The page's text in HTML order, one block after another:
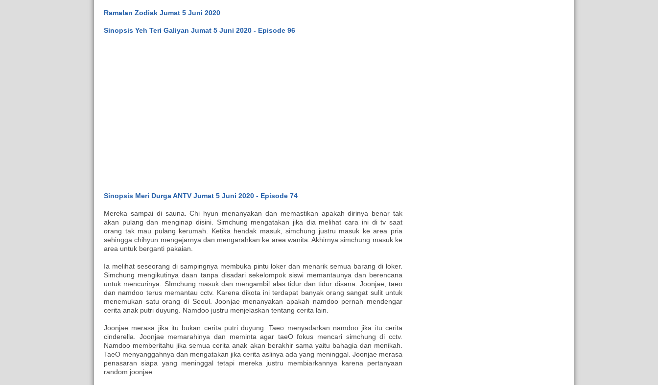
Ramalan Zodiak Jumat 5 Juni 2020
Sinopsis Yeh Teri Galiyan Jumat 5 Juni 2020 - Episode 96
Sinopsis Meri Durga ANTV Jumat 5 Juni 2020 - Episode 74
Mereka sampai di sauna. Chi hyun menanyakan dan memastikan apakah dirinya benar tak
akan pulang dan menginap disini. Simchung mengatakan jika dia melihat cara ini di tv saat
orang tak mau pulang kerumah. Ketika hendak masuk, simchung justru masuk ke area pria
sehingga chihyun mengejarnya dan mengarahkan ke area wanita. Akhirnya simchung masuk ke
area untuk berganti pakaian.
Ia melihat seseorang di sampingnya membuka pintu loker dan menarik semua barang di loker.
Simchung mengikutinya daan tanpa disadari sekelompok siswi memantaunya dan berencana
untuk mencurinya. SImchung masuk dan mengambil alas tidur dan tidur disana. Joonjae, taeo
dan namdoo terus memantau cctv. Karena dikota ini terdapat banyak orang sangat sulit untuk
menemukan satu orang di Seoul. Joonjae menanyakan apakah namdoo pernah mendengar
cerita anak putri duyung. Namdoo justru menjelaskan tentang cerita lain.
Joonjae merasa jika itu bukan cerita putri duyung. Taeo menyadarkan namdoo jika itu cerita
cinderella. Joonjae memarahinya dan meminta agar taeO fokus mencari simchung di cctv.
Namdoo memberitahu jika semua cerita anak akan berakhir sama yaitu bahagia dan menikah.
TaeO menyanggahnya dan mengatakan jika cerita aslinya ada yang meninggal. Joonjae merasa
penasaran siapa yang meninggal tetapi mereka justru membiarkannya karena pertanyaan
random joonjae.